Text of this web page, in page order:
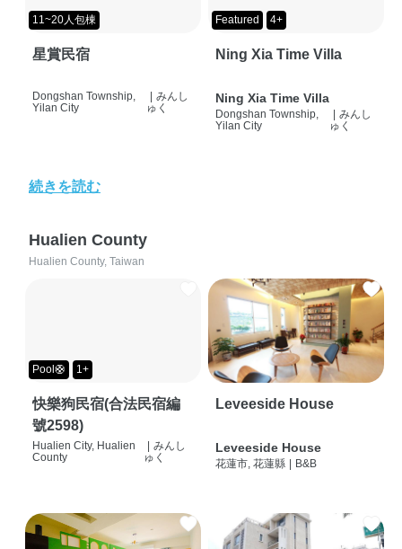
11~20人包棟
星賞民宿
Dongshan Township,
Yilan City
みんし
ゅく
Featured 4+
Ning Xia Time Villa
Ning Xia Time Villa
Dongshan Township,
Yilan City
みんし
ゅく
続きを読む
Hualien County
Hualien County, Taiwan
Pool🛟 1+
快樂狗民宿(合法民宿編
號2598)
Hualien City, Hualien
County
みんし
ゅく
Leveeside House
Leveeside House
花蓮市, 花蓮縣 B&B